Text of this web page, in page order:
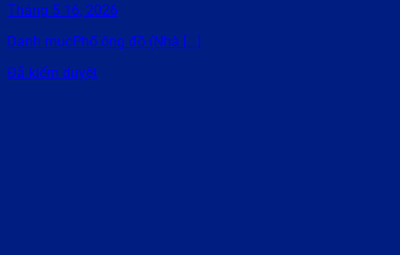
Tháng 5 16, 2026
Danh mụcPhố ông đồ (Nhà [...]
Đã kiểm duyệt